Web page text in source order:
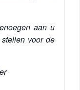
aan u
voor de